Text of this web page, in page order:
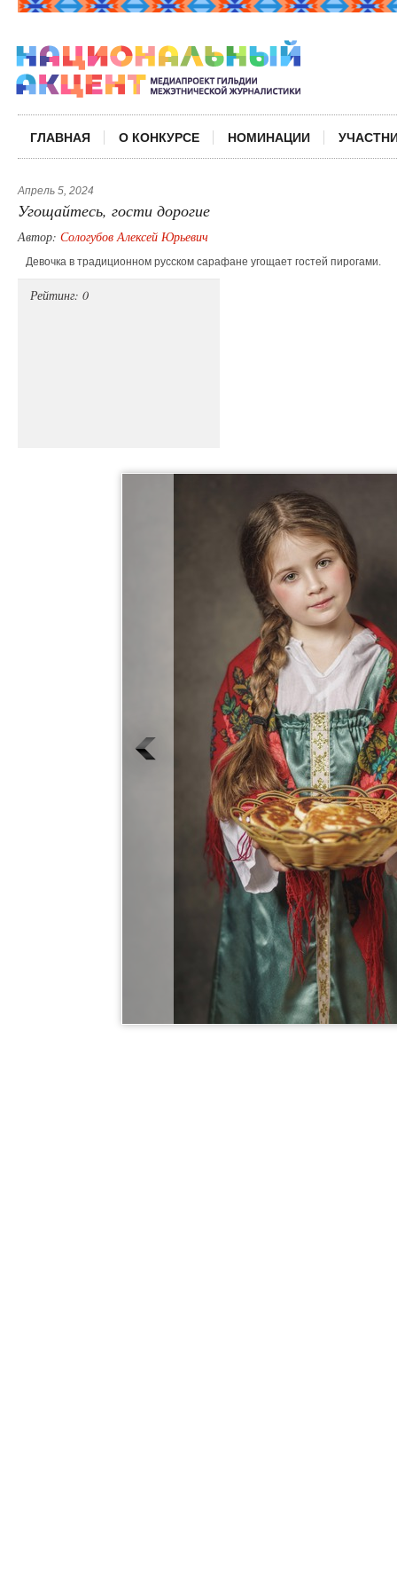
ГЛАВНАЯ О КОНКУРСЕ НОМИНАЦИИ
Апрель 5, 2024
Угощайтесь, гости дорогие
Автор: Сологубов Алексей Юрьевич
Девочка в традиционном русском сарафане угощает гостей пирогами.
Рейтинг: 0